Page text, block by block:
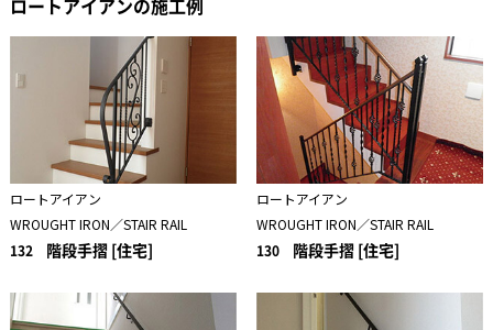
ロートアイアンの施工例
ロートアイアン
WROUGHT IRON／STAIR RAIL
132 階段手摺 [住宅]
ロートアイアン
WROUGHT IRON／STAIR RAIL
130 階段手摺 [住宅]